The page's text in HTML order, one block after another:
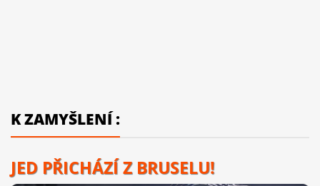
K ZAMYŠLENÍ :
JED PŘICHÁZÍ Z BRUSELU!